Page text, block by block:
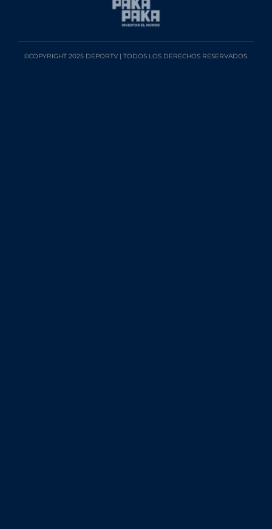
©COPYRIGHT 2025 DEPORTV | TODOS LOS DERECHOS RESERVADOS.